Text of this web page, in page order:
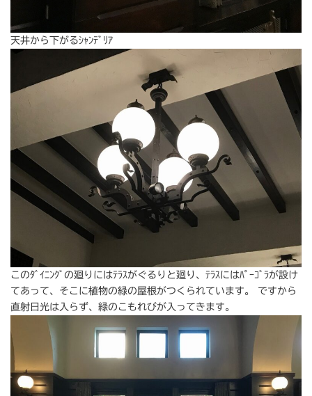
天井から下がるｼｬﾝﾃﾞﾘｱ
このﾀﾞｲﾆﾝｸﾞの廻りにはﾃﾗｽがぐるりと廻り、ﾃﾗｽにはﾊﾟｰｺﾞﾗが設け
てあって、そこに植物の緑の屋根がつくられています。 ですから
直射日光は入らず、緑のこもれびが入ってきます。